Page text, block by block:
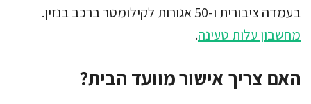
בעמדה ציבורית ו-50 אגורות לקילומטר ברכב בנזין.
מחשבון עלות טעינה.
האם צריך אישור מוועד הבית?